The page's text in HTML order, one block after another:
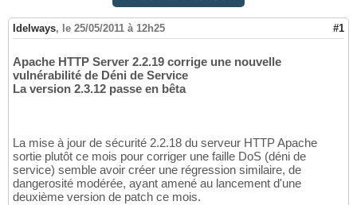
Idelways, le 25/05/2011 à 12h25 #1
Apache HTTP Server 2.2.19 corrige une nouvelle
vulnérabilité de Déni de Service
La version 2.3.12 passe en bêta
La mise à jour de sécurité 2.2.18 du serveur HTTP Apache
sortie plutôt ce mois pour corriger une faille DoS (déni de
service) semble avoir créer une régression similaire, de
dangerosité modérée, ayant amené au lancement d'une
deuxième version de patch ce mois.